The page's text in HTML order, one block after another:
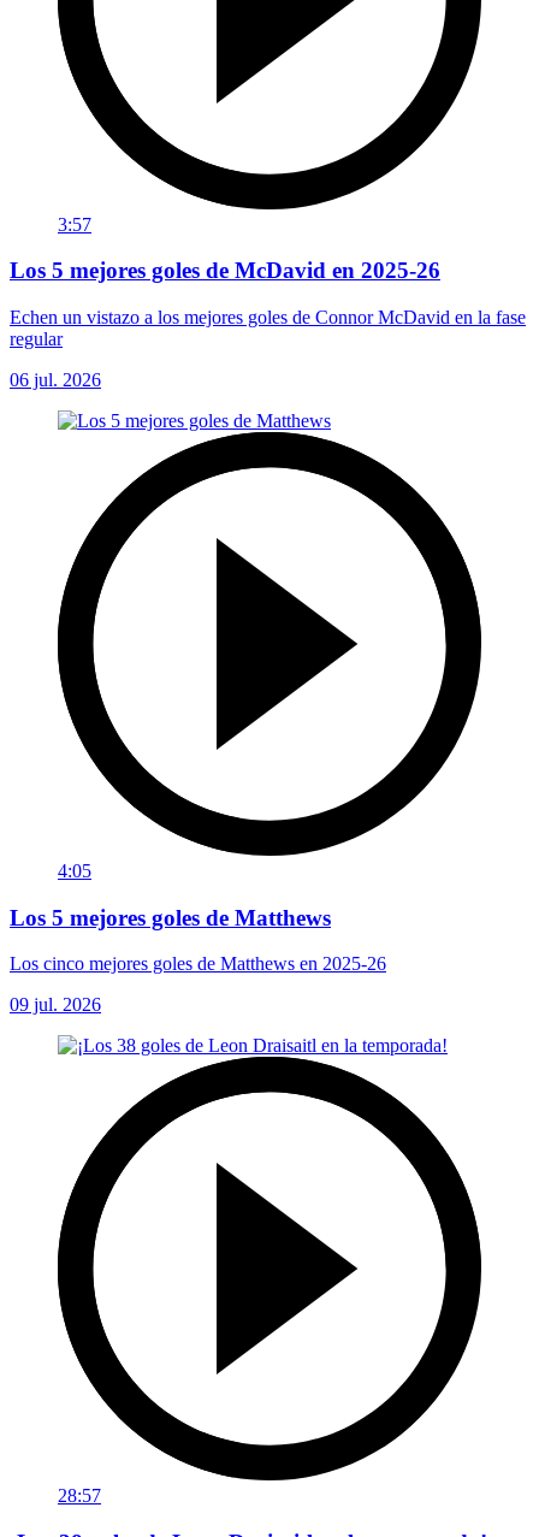
3:57
Los 5 mejores goles de McDavid en 2025-26
Echen un vistazo a los mejores goles de Connor McDavid en la fase
regular
06 jul. 2026
4:05
Los 5 mejores goles de Matthews
Los cinco mejores goles de Matthews en 2025-26
09 jul. 2026
28:57